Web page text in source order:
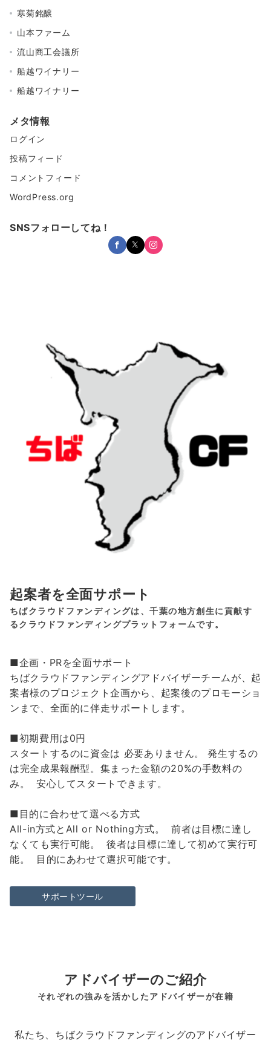
寒菊銘醸
山本ファーム
流山商工会議所
船越ワイナリー
船越ワイナリー
メタ情報
ログイン
投稿フィード
コメントフィード
WordPress.org
SNSフォローしてね！
起案者を全面サポート
ちばクラウドファンディングは、千葉の地方創生に貢献す
るクラウドファンディングプラットフォームです。
■企画・PRを全面サポート
ちばクラウドファンディングアドバイザーチームが、起
案者様のプロジェクト企画から、起案後のプロモーショ
ンまで、全面的に伴走サポートします。
■初期費用は0円
スタートするのに資金は 必要ありません。 発生するの
は完全成果報酬型。集まった金額の20%の手数料の
み。 安心してスタートできます。
■目的に合わせて選べる方式
All-in方式とAll or Nothing方式。 前者は目標に達し
なくても実行可能。 後者は目標に達して初めて実行可
能。 目的にあわせて選択可能です。
サポートツール
アドバイザーのご紹介
それぞれの強みを活かしたアドバイザーが在籍
私たち、ちばクラウドファンディングのアドバイザー